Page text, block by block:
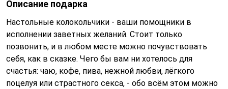
Описание подарка
Настольные колокольчики - ваши помощники в
исполнении заветных желаний. Стоит только
позвонить, и в любом месте можно почувствовать
себя, как в сказке. Чего бы вам ни хотелось для
счастья: чаю, кофе, пива, нежной любви, лёгкого
поцелуя или страстного секса, - обо всём этом можно